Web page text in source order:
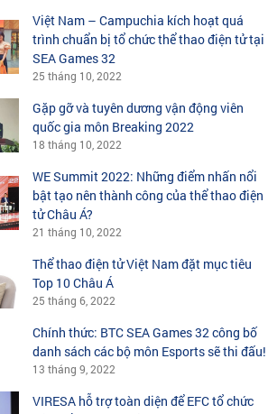
Việt Nam – Campuchia kích hoạt quá
trình chuẩn bị tổ chức thể thao điện tử tại
SEA Games 32
25 tháng 10, 2022
Gặp gỡ và tuyên dương vận động viên
quốc gia môn Breaking 2022
18 tháng 10, 2022
WE Summit 2022: Những điểm nhấn nổi
bật tạo nên thành công của thể thao điện
tử Châu Á?
21 tháng 10, 2022
Thể thao điện tử Việt Nam đặt mục tiêu
Top 10 Châu Á
25 tháng 6, 2022
Chính thức: BTC SEA Games 32 công bố
danh sách các bộ môn Esports sẽ thi đấu!
13 tháng 9, 2022
VIRESA hỗ trợ toàn diện để EFC tổ chức